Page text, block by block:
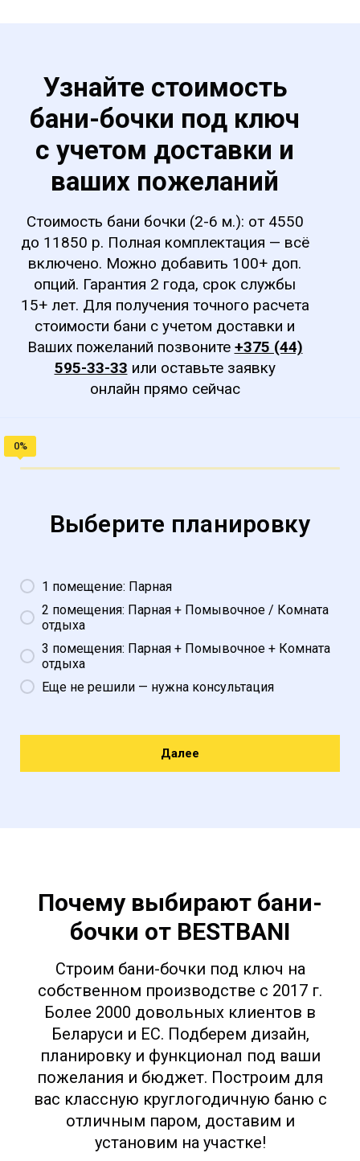
Стоимость бани бочки (2-6 м.): от 4550
до 11850 р. Полная комплектация — всё
включено. Можно добавить 100+ доп.
опций. Гарантия 2 года, срок службы
15+ лет. Для получения точного расчета
стоимости бани с учетом доставки и
Ваших пожеланий позвоните +375 (44)
595-33-33 или оставьте заявку
онлайн прямо сейчас
Узнайте стоимость
бани-бочки под ключ
с учетом доставки и
ваших пожеланий
Выберите планировку
1 помещение: Парная
2 помещения: Парная + Помывочное / Комната
отдыха
3 помещения: Парная + Помывочное + Комната
отдыха
Еще не решили — нужна консультация
Далее
Почему выбирают бани-
бочки от BESTBANI
Строим бани-бочки под ключ на
собственном производстве с 2017 г.
Более 2000 довольных клиентов в
Беларуси и ЕС. Подберем дизайн,
планировку и функционал под ваши
пожелания и бюджет. Построим для
вас классную круглогодичную баню с
отличным паром, доставим и
установим на участке!